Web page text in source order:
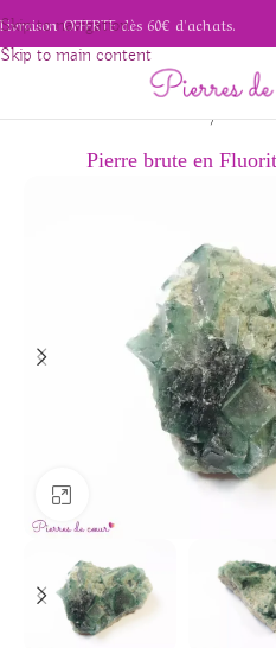
Skip to navigation
Skip to main content
Livraison OFFERTE dès 60€ d'achats.
Accueil/Pierres
Pierre brute en